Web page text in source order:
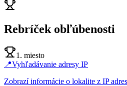
Rebríček obľúbenosti
1. miesto
📍Vyhľadávanie adresy IP
Zobrazí informácie o lokalite z IP